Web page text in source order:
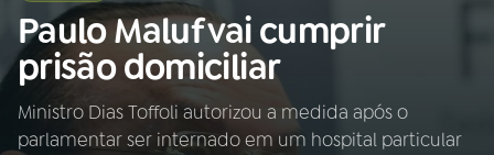
Buscar
na
Rádio
Nacional
Buscar
AO VIVO
Paulo Maluf vai cumprir
prisão domiciliar
Ministro Dias Toffoli autorizou a medida após o
parlamentar ser internado em um hospital particular